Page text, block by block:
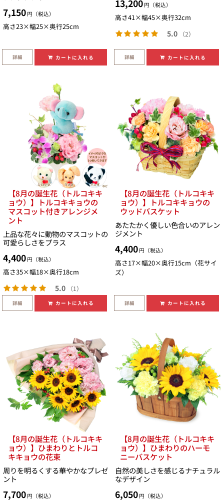
7,150 円（税込）
高さ23×幅25×奥行25cm
詳細 カートに入れる
13,200 円（税込）
高さ41×幅45×奥行32cm
5.0 （2）
詳細 カートに入れる
【8月の誕生花（トルコキキ
ョウ）】トルコキキョウの
マスコット付きアレンジメ
ント
上品な花々に動物のマスコットの
可愛らしさをプラス
4,400 円（税込）
高さ35×幅18×奥行18cm
5.0 （1）
詳細 カートに入れる
【8月の誕生花（トルコキキ
ョウ）】トルコキキョウの
ウッドバスケット
あたたかく優しい色合いのアレン
ジメント
4,400 円（税込）
高さ17×幅20×奥行15cm（花サイ
ズ）
詳細 カートに入れる
【8月の誕生花（トルコキキ
ョウ）】ひまわりとトルコ
キキョウの花束
周りを明るくする華やかなプレゼ
ント
7,700 円（税込）
【8月の誕生花（トルコキキ
ョウ）】ひまわりのハーモ
ニーバスケット
自然の美しさを感じるナチュラル
なデザイン
6,050 円（税込）